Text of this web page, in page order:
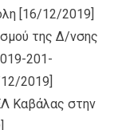
[16/12/2019]
της Δ/νσης
201-
2019]
Καβάλας στην